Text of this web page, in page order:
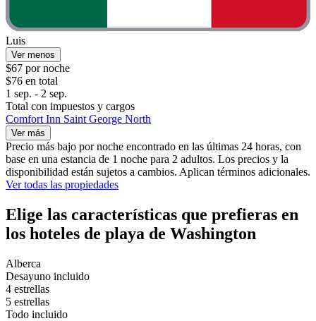
Luis
Ver menos
$67 por noche
$76 en total
1 sep. - 2 sep.
Total con impuestos y cargos
Comfort Inn Saint George North
Ver más
Precio más bajo por noche encontrado en las últimas 24 horas, con
base en una estancia de 1 noche para 2 adultos. Los precios y la
disponibilidad están sujetos a cambios. Aplican términos adicionales.
Ver todas las propiedades
Elige las características que prefieras en
los hoteles de playa de Washington
Alberca
Desayuno incluido
4 estrellas
5 estrellas
Todo incluido